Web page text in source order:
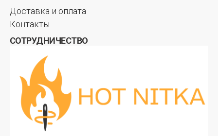
Доставка и оплата
Контакты
СОТРУДНИЧЕСТВО